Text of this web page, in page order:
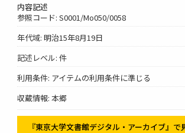
内容記述
参照コード: S0001/Mo050/0058
年代域: 明治15年8月19日
記述レベル: 件
利用条件: アイテムの利用条件に準じる
収蔵情報: 本郷
『東京大学文書館デジタル・アーカイブ』で